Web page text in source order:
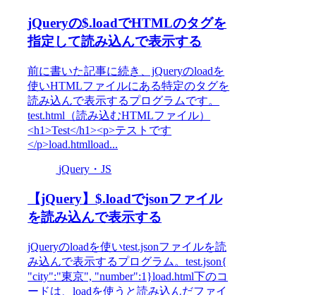
jQueryの$.loadでHTMLのタグを
指定して読み込んで表示する
前に書いた記事に続き、jQueryのloadを
使いHTMLファイルにある特定のタグを
読み込んで表示するプログラムです。
test.html（読み込むHTMLファイル）
<h1>Test</h1><p>テストです
</p>load.htmlload...
jQuery・JS
【jQuery】$.loadでjsonファイル
を読み込んで表示する
jQueryのloadを使いtest.jsonファイルを読
み込んで表示するプログラム。test.json{
"city":"東京", "number":1}load.html下のコ
ードは、loadを使うと読み込んだファイ